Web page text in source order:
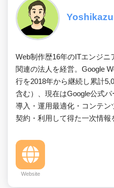
Web制作歴16年のITエンジ
関連の法人を経営。Google
行を2018年から継続し累計
含む）、現在はGoogle公式
導入・運用最適化・コンテン
契約・利用して得た一次情報
Website